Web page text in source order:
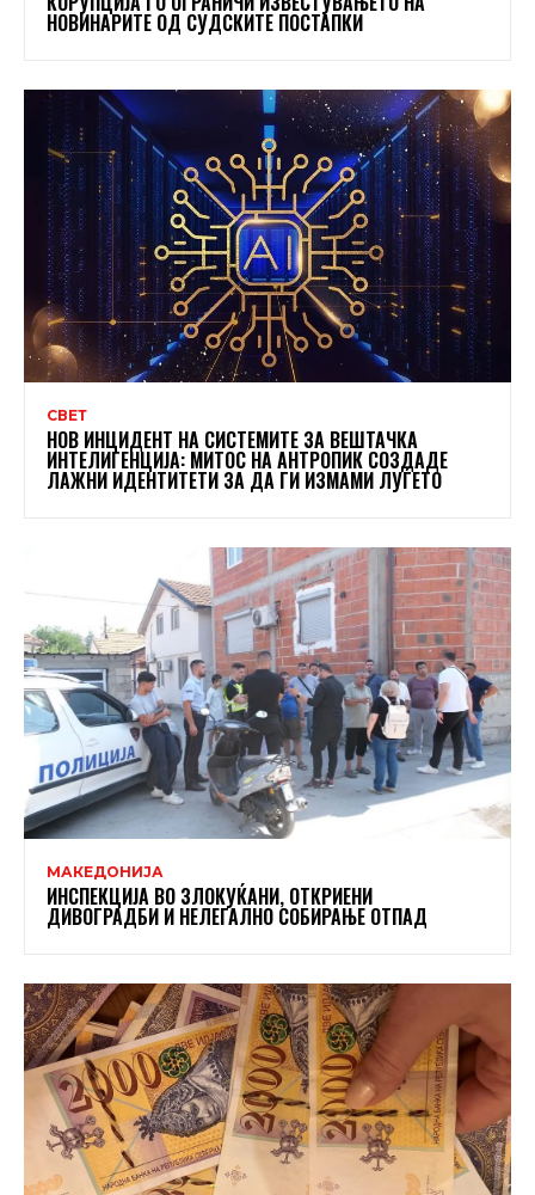
НОВИНАРИТЕ ОД СУДСКИТЕ ПОСТАПКИ
СВЕТ
НОВ ИНЦИДЕНТ НА СИСТЕМИТЕ ЗА ВЕШТАЧКА
ИНТЕЛИГЕНЦИЈА: МИТОС НА АНТРОПИК СОЗДАДЕ
ЛАЖНИ ИДЕНТИТЕТИ ЗА ДА ГИ ИЗМАМИ ЛУЃЕТО
МАКЕДОНИЈА
ИНСПЕКЦИЈА ВО ЗЛОКУЌАНИ, ОТКРИЕНИ
ДИВОГРАДБИ И НЕЛЕГАЛНО СОБИРАЊЕ ОТПАД